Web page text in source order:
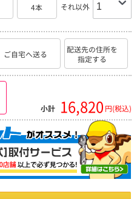
4本 それ以外
ご自宅へ送る
配送先の住所を
指定する
小計 16,820 円(税込)